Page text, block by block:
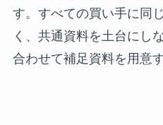
す。すべての買い手に同
く、共通資料を土台にし
合わせて補足資料を用意